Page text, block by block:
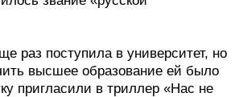
раз поступила в университет, но
высшее образование ей было
пригласили в триллер «Нас не